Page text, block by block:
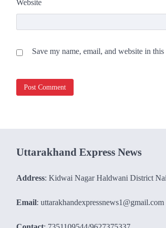
Website
Save my name, email, and website in
Uttarakhand Express News
Address: Kidwai Nagar Haldwani District
Email: uttarakhandexpressnews1@gmail.com